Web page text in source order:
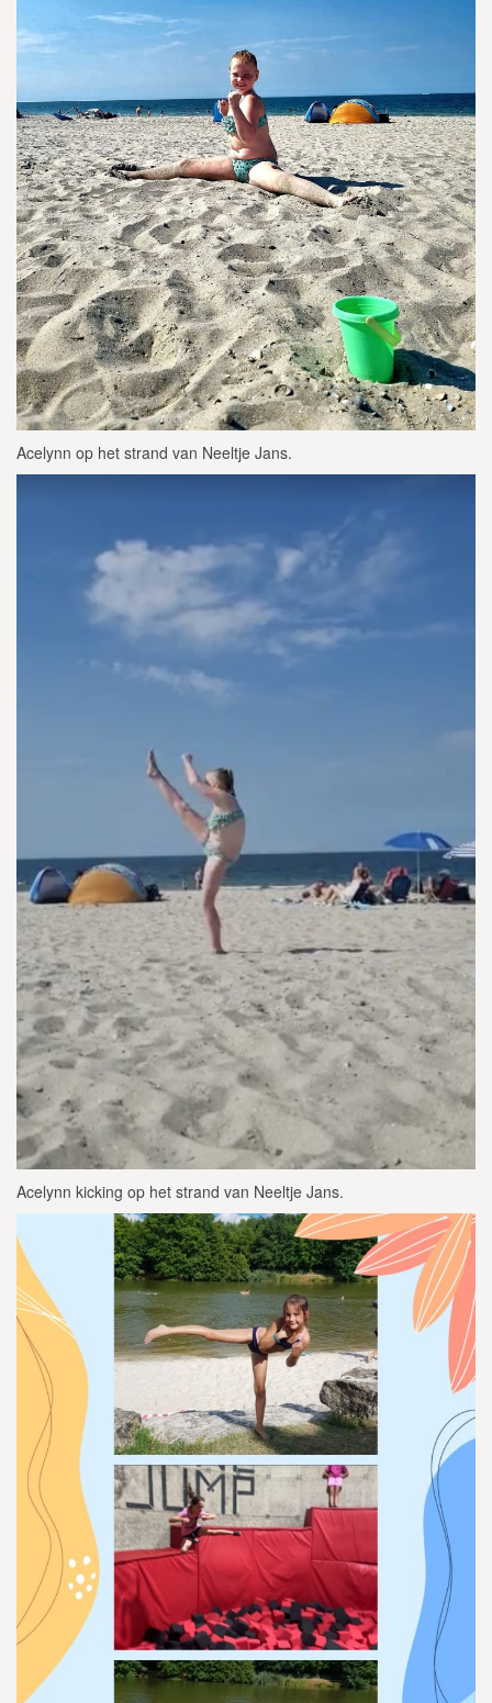
Acelynn op het strand van Neeltje Jans.
Acelynn kicking op het strand van Neeltje Jans.